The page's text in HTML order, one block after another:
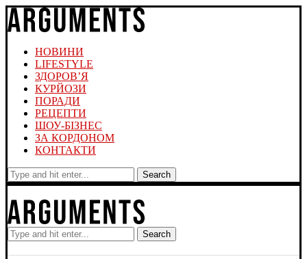
НОВИНИ
LIFESTYLE
ЗДОРОВ’Я
КУРЙОЗИ
ПОРАДИ
РЕЦЕПТИ
ШОУ-БІЗНЕС
ЗА КОРДОНОМ
КОНТАКТИ
Search
Search